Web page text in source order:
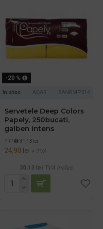
-20 %
In stoc AQAS SANRMP214
Servetele Deep Colors
Papely, 250bucati,
galben intens
PRP 31,13 lei
24,90 lei + TVA
30,13 lei TVA inclus